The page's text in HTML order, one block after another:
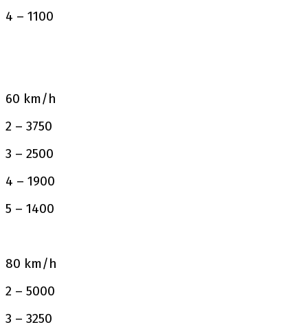
4 – 1100
60 km/h
2 – 3750
3 – 2500
4 – 1900
5 – 1400
80 km/h
2 – 5000
3 – 3250